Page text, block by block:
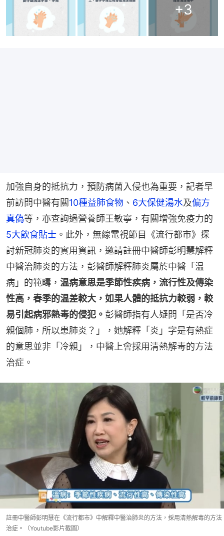
+3
加強自身的抵抗力，預防病菌入侵也為重要，記者早
前訪問中醫有關10種益肺食物 、 6大保健湯水及偏方
真偽等，亦查詢過營養師王敏寧，有關增強免疫力的
5大飲食貼士 。此外，無線電視節目《流行都市》探
討新冠肺炎的實用資訊，邀請註冊中醫師彭明慧解釋
中醫治肺炎的方法，彭醫師解釋肺炎屬於中醫「温
病」的範疇， 温病意思是季節性疾病，流行性及傳染
性高，春季的温差較大，如果人體的抵抗力較弱，較
易引起病邪熱毒的侵犯。 彭醫師指有人疑問「是否冷
親個肺，所以患肺炎？」，她解釋「炎」字是有熱症
的意思並非「冷親」，中醫上會採用清熱解毒的方法
治症。
註冊中醫師彭明慧在《流行都市》中解釋中醫治肺炎的方法，採用清熱解毒的方法
治症。（Youtube影片截圖）